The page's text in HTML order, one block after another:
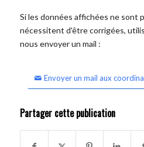
Si les données affichées ne sont
nécessitent d'être corrigées,
nous envoyer un mail :
Envoyer un mail aux
Partager cette publication